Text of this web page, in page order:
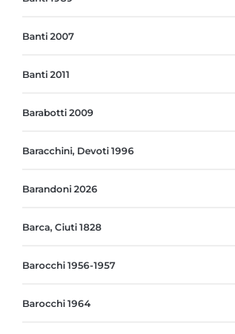
Banti 2007
Banti 2011
Barabotti 2009
Baracchini, Devoti 1996
Barandoni 2026
Barca, Ciuti 1828
Barocchi 1956-1957
Barocchi 1964